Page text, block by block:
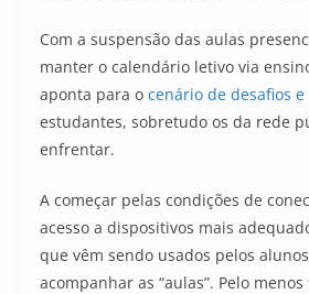
Com a suspensão das aulas
manter o calendário letivo via
aponta para o cenário de desafios
estudantes, sobretudo os da rede
enfrentar.
A começar pelas condições de
acesso a dispositivos mais
que vêm sendo usados pelos
acompanhar as “aulas”. Pelo menos